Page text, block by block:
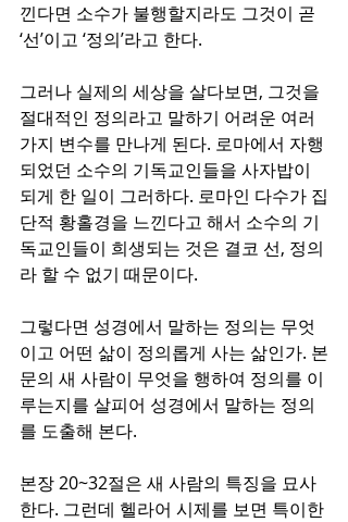
낀다면 소수가 불행할지라도 그것이 곧
‘선’이고 ‘정의’라고 한다.
그러나 실제의 세상을 살다보면, 그것을
절대적인 정의라고 말하기 어려운 여러
가지 변수를 만나게 된다. 로마에서 자행
되었던 소수의 기독교인들을 사자밥이
되게 한 일이 그러하다. 로마인 다수가 집
단적 황홀경을 느낀다고 해서 소수의 기
독교인들이 희생되는 것은 결코 선, 정의
라 할 수 없기 때문이다.
그렇다면 성경에서 말하는 정의는 무엇
이고 어떤 삶이 정의롭게 사는 삶인가. 본
문의 새 사람이 무엇을 행하여 정의를 이
루는지를 살피어 성경에서 말하는 정의
를 도출해 본다.
본장 20~32절은 새 사람의 특징을 묘사
한다. 그런데 헬라어 시제를 보면 특이한